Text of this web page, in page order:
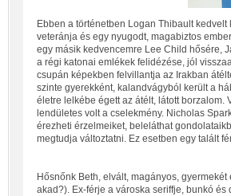
Ebben a történetben Logan Thibault
veteránja és egy nyugodt, magabiztos
egy másik kedvencemre Lee Child hősére,
a régi katonai emlékek felidézése, jól
csupán képekben felvillantja az Irakban
szinte gyerekként, kalandvágyból került a
életre lelkébe égett az átélt, látott borzalom.
lendületes volt a cselekmény. Nicholas
érezheti érzelmeiket, beleláthat
megtudja változtatni. Ez esetben egy talált
Hősnőnk Beth, elvált, magányos,
akad?). Ex-férje a városka seriffje, bunkó